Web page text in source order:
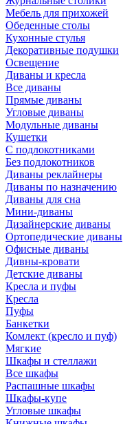
Мебель для прихожей
Обеденные столы
Кухонные стулья
Декоративные подушки
Освещение
Диваны и кресла
Все диваны
Прямые диваны
Угловые диваны
Модульные диваны
Кушетки
С подлокотниками
Без подлокотников
Диваны реклайнеры
Диваны по назначению
Диваны для сна
Мини-диваны
Дизайнерские диваны
Ортопедические диваны
Офисные диваны
Дивны-кровати
Детские диваны
Кресла и пуфы
Кресла
Пуфы
Банкетки
Комлект (кресло и пуф)
Мягкие
Шкафы и стеллажи
Все шкафы
Распашные шкафы
Шкафы-купе
Угловые шкафы